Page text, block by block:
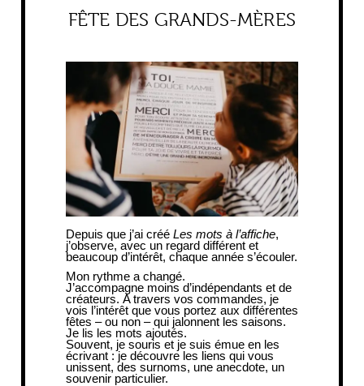
FÊTE DES GRANDS-MÈRES
Depuis que j’ai créé Les mots à l’affiche,
j’observe, avec un regard différent et
beaucoup d’intérêt, chaque année s’écouler.
Mon rythme a changé.
J’accompagne moins d’indépendants et de
créateurs. A travers vos commandes, je
vois l’intérêt que vous portez aux différentes
fêtes – ou non – qui jalonnent les saisons.
Je lis les mots ajoutés.
Souvent, je souris et je suis émue en les
écrivant : je découvre les liens qui vous
unissent, des surnoms, une anecdote, un
souvenir particulier.